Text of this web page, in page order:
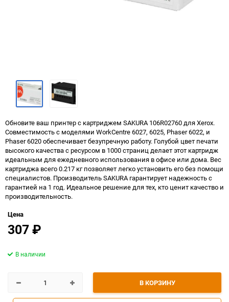
Обновите ваш принтер с картриджем SAKURA 106R02760 для Xerox.
Совместимость с моделями WorkCentre 6027, 6025, Phaser 6022, и
Phaser 6020 обеспечивает безупречную работу. Голубой цвет печати
высокого качества с ресурсом в 1000 страниц делает этот картридж
идеальным для ежедневного использования в офисе или дома. Вес
картриджа всего 0.217 кг позволяет легко установить его без помощи
специалистов. Производитель SAKURA гарантирует надежность с
гарантией на 1 год. Идеальное решение для тех, кто ценит качество и
производительность.
Цена
307₽
В КОРЗИНУ
В наличии